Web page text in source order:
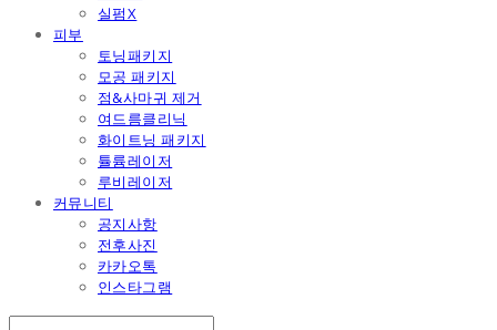
실펌X
피부
토닝패키지
모공 패키지
점&사마귀 제거
여드름클리닉
화이트닝 패키지
튤륨레이저
루비레이저
커뮤니티
공지사항
전후사진
카카오톡
인스타그램